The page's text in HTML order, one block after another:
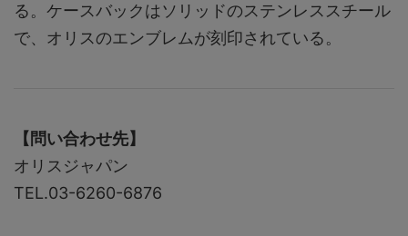
る。ケースバックはソリッドのステンレススチール
で、オリスのエンブレムが刻印されている。
【問い合わせ先】
オリスジャパン
TEL.03-6260-6876